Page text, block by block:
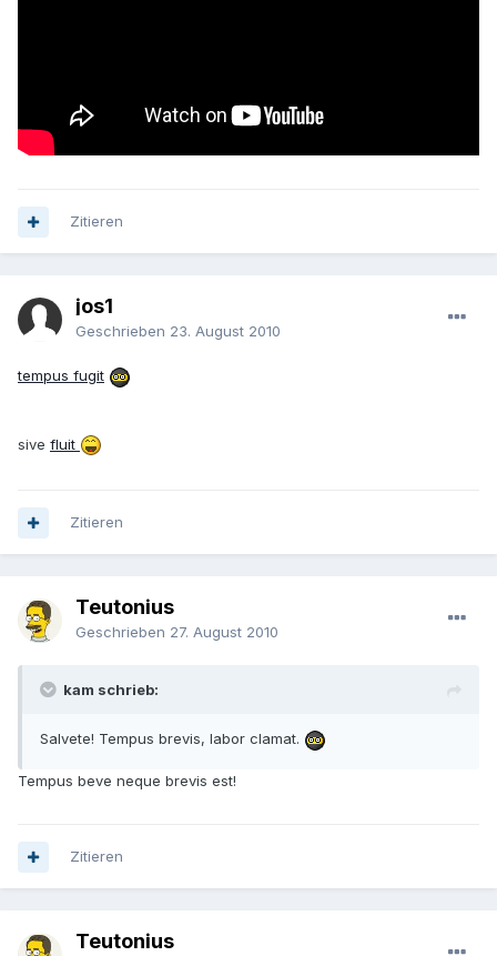
Zitieren
jos1
Geschrieben 23. August 2010
tempus fugit
sive fluit
Zitieren
Teutonius
Geschrieben 27. August 2010
kam schrieb:
Salvete! Tempus brevis, labor clamat.
Tempus beve neque brevis est!
Zitieren
Teutonius